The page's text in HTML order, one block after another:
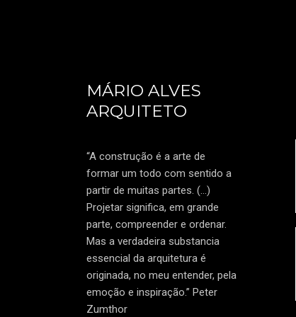
MÁRIO ALVES
ARQUITETO
“A construção é a arte de
formar um todo com sentido a
partir de muitas partes. (…)
Projetar significa, em grande
parte, compreender e ordenar.
Mas a verdadeira substancia
essencial da arquitetura é
originada, no meu entender, pela
emoção e inspiração.” Peter
Zumthor